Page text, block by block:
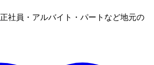
正社員・アルバイト・パートなど地元の